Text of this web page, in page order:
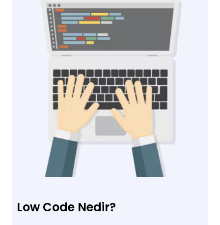
Low Code Nedir?